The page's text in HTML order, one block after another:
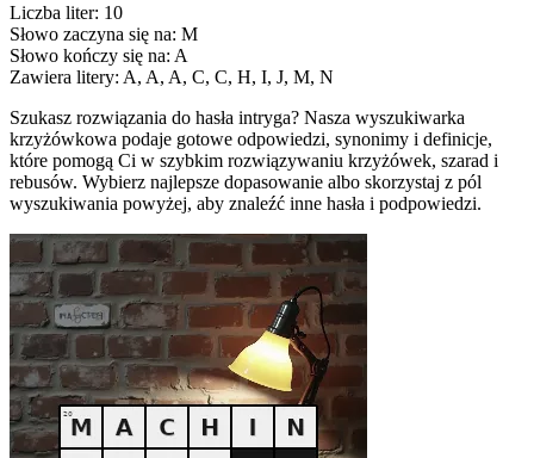
Liczba liter: 10
Słowo zaczyna się na: M
Słowo kończy się na: A
Zawiera litery: A, A, A, C, C, H, I, J, M, N
Szukasz rozwiązania do hasła intryga? Nasza wyszukiwarka
krzyżówkowa podaje gotowe odpowiedzi, synonimy i definicje,
które pomogą Ci w szybkim rozwiązywaniu krzyżówek, szarad i
rebusów. Wybierz najlepsze dopasowanie albo skorzystaj z pól
wyszukiwania powyżej, aby znaleźć inne hasła i podpowiedzi.